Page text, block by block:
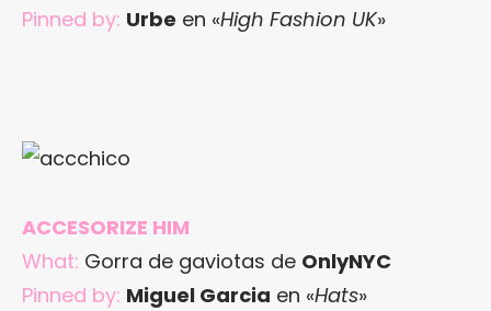
Pinned by: Urbe en «High Fashion UK»
ACCESORIZE HIM
What: Gorra de gaviotas de OnlyNYC
Pinned by: Miguel Garcia en «Hats»